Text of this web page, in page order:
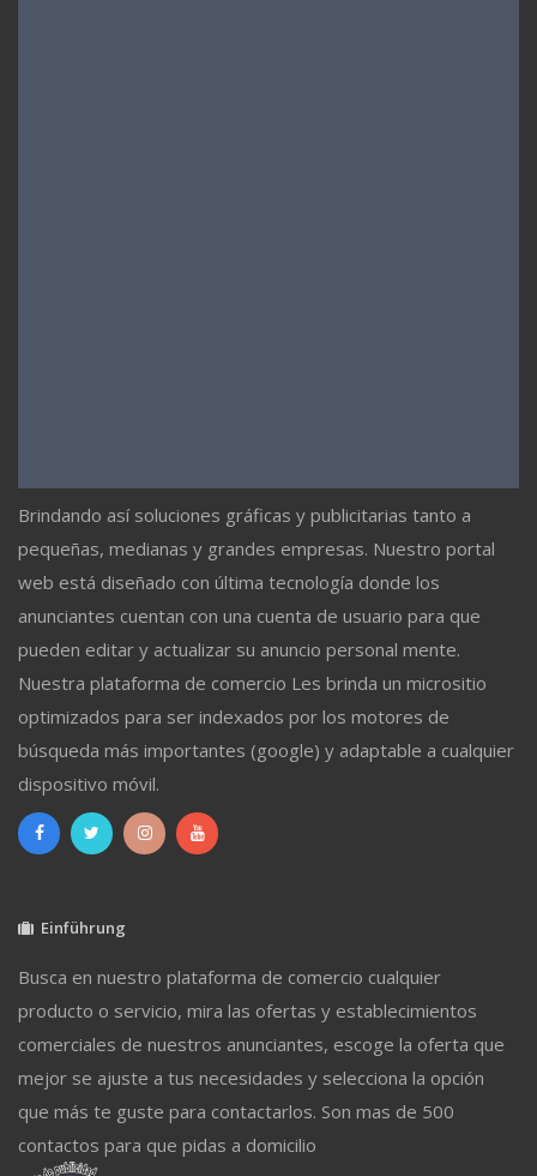
Brindando así soluciones gráficas y publicitarias tanto a
pequeñas, medianas y grandes empresas. Nuestro portal
web está diseñado con última tecnología donde los
anunciantes cuentan con una cuenta de usuario para que
pueden editar y actualizar su anuncio personal mente.
Nuestra plataforma de comercio Les brinda un micrositio
optimizados para ser indexados por los motores de
búsqueda más importantes (google) y adaptable a cualquier
dispositivo móvil.
Einführung
Busca en nuestro plataforma de comercio cualquier
producto o servicio, mira las ofertas y establecimientos
comerciales de nuestros anunciantes, escoge la oferta que
mejor se ajuste a tus necesidades y selecciona la opción
que más te guste para contactarlos. Son mas de 500
contactos para que pidas a domicilio